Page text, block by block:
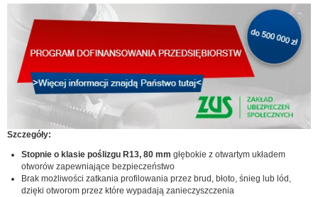
Szczegóły:
Stopnie o klasie poślizgu R13, 80 mm głębokie z otwartym układem
otworów zapewniające bezpieczeństwo
Brak możliwości zatkania profilowania przez brud, błoto, śnieg lub lód,
dzięki otworom przez które wypadają zanieczyszczenia